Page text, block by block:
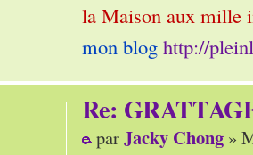
la Maison aux mille
mon blog http://
Re:
parJacky Chong »